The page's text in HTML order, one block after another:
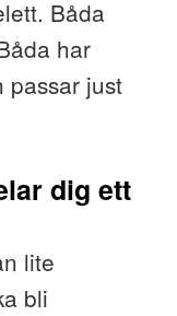
Båda
har
passar just
dig ett
lite
bli